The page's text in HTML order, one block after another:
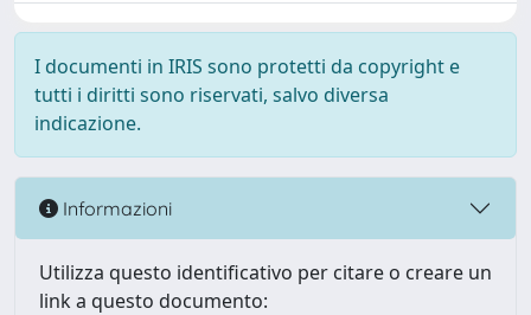
I documenti in IRIS sono protetti da copyright e
tutti i diritti sono riservati, salvo diversa
indicazione.
Informazioni
Utilizza questo identificativo per citare o creare un
link a questo documento: